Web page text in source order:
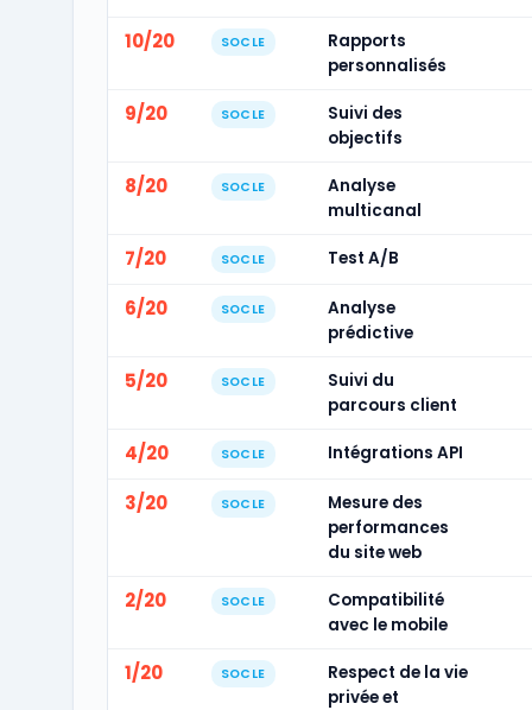
10/20 SOCLE
Rapports
personnalisés
9/20 SOCLE
Suivi des
objectifs
8/20 SOCLE
Analyse
multicanal
7/20 SOCLE Test A/B
6/20 SOCLE
Analyse
prédictive
5/20 SOCLE
Suivi du
parcours client
4/20 SOCLE Intégrations API
3/20 SOCLE
Mesure des
performances
du site web
2/20 SOCLE
Compatibilité
avec le mobile
1/20 SOCLE
Respect de la vie
privée et